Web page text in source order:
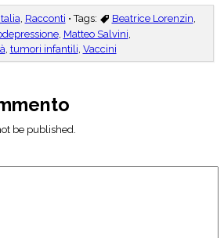
Italia Racconti • Tags: Beatrice Lorenzin
, Matteo Salvini
tumori infantili Vaccini
be published.